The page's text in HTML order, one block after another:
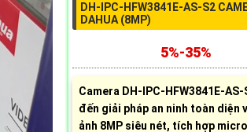
DH-IPC-HFW3841E-AS-S2
DAHUA (8MP)
5%-35%
Camera DH-IPC-HFW3841E-AS-
đến giải pháp an ninh toàn diện
ảnh 8MP siêu nét, tích hợp